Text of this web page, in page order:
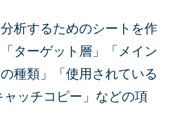
析するためのシートを作
ターゲット層」「メイン
種類」「使用されている
ッチコピー」などの項